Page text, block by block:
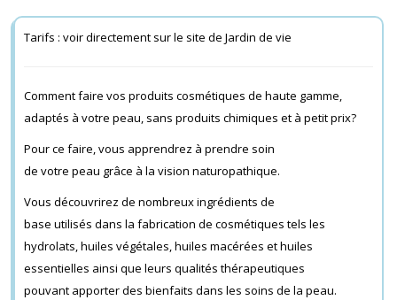
Tarifs : voir directement sur le site de Jardin de vie
Comment faire vos produits cosmétiques de haute gamme,
adaptés à votre peau, sans produits chimiques et à petit prix?
Pour ce faire, vous apprendrez à prendre soin
de votre peau grâce à la vision naturopathique.
Vous découvrirez de nombreux ingrédients de
base utilisés dans la fabrication de cosmétiques tels les
hydrolats, huiles végétales, huiles macérées et huiles
essentielles ainsi que leurs qualités thérapeutiques
pouvant apporter des bienfaits dans les soins de la peau.